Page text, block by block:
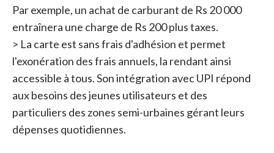
Par exemple, un achat de carburant de Rs 20 000
entraînera une charge de Rs 200 plus taxes.
> La carte est sans frais d'adhésion et permet
l'exonération des frais annuels, la rendant ainsi
accessible à tous. Son intégration avec UPI répond
aux besoins des jeunes utilisateurs et des
particuliers des zones semi-urbaines gérant leurs
dépenses quotidiennes.